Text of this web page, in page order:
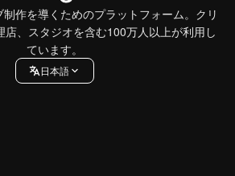
作を導くためのプラットフォーム。クリ
店、スタジオを含む100万人以上が利用し
ています。
日本語